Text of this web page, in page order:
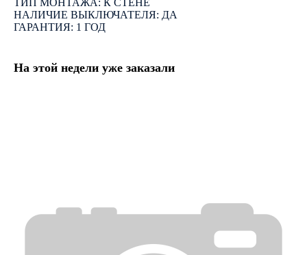
ТИП МОНТАЖА: К СТЕНЕ
НАЛИЧИЕ ВЫКЛЮЧАТЕЛЯ: ДА
ГАРАНТИЯ: 1 ГОД
На этой недели уже заказали